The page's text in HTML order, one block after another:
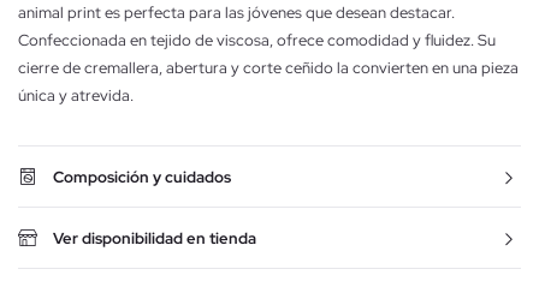
animal print es perfecta para las jóvenes que desean destacar.
Confeccionada en tejido de viscosa, ofrece comodidad y fluidez. Su
cierre de cremallera, abertura y corte ceñido la convierten en una pieza
única y atrevida.
Composición y cuidados
Ver disponibilidad en tienda